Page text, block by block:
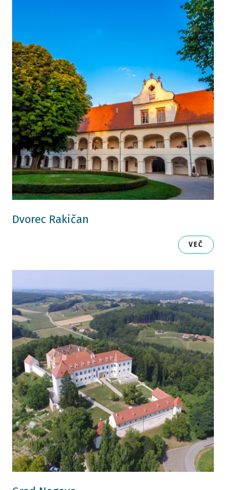
Dvorec Rakičan
VEČ